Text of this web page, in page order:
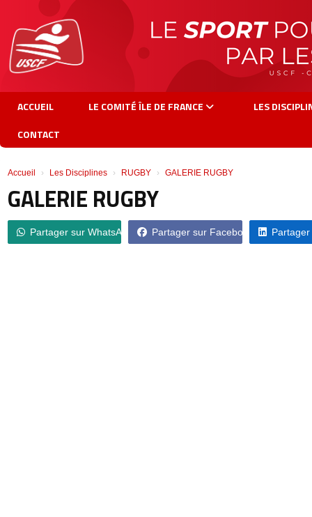
ACCUEIL LE COMITÉ ÎLE DE FRANCE
LES
CONTACT
Accueil Les Disciplines RUGBY GALERIE RUGBY
GALERIE RUGBY
Partager sur WhatsApp Partager sur Facebook
Panneau de gestion des cookies